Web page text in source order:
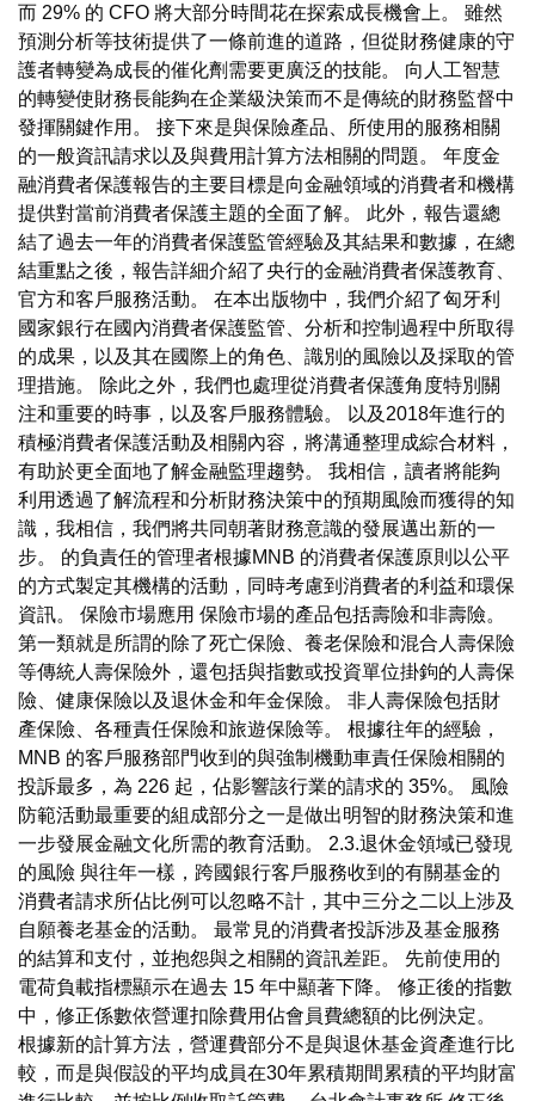
而 29% 的 CFO 將大部分時間花在探索成長機會上。 雖然
預測分析等技術提供了一條前進的道路，但從財務健康的守
護者轉變為成長的催化劑需要更廣泛的技能。 向人工智慧
的轉變使財務長能夠在企業級決策而不是傳統的財務監督中
發揮關鍵作用。 接下來是與保險產品、所使用的服務相關
的一般資訊請求以及與費用計算方法相關的問題。 年度金
融消費者保護報告的主要目標是向金融領域的消費者和機構
提供對當前消費者保護主題的全面了解。 此外，報告還總
結了過去一年的消費者保護監管經驗及其結果和數據，在總
結重點之後，報告詳細介紹了央行的金融消費者保護教育、
官方和客戶服務活動。 在本出版物中，我們介紹了匈牙利
國家銀行在國內消費者保護監管、分析和控制過程中所取得
的成果，以及其在國際上的角色、識別的風險以及採取的管
理措施。 除此之外，我們也處理從消費者保護角度特別關
注和重要的時事，以及客戶服務體驗。 以及2018年進行的
積極消費者保護活動及相關內容，將溝通整理成綜合材料，
有助於更全面地了解金融監理趨勢。 我相信，讀者將能夠
利用透過了解流程和分析財務決策中的預期風險而獲得的知
識，我相信，我們將共同朝著財務意識的發展邁出新的一
步。 的負責任的管理者根據MNB 的消費者保護原則以公平
的方式製定其機構的活動，同時考慮到消費者的利益和環保
資訊。 保險市場應用 保險市場的產品包括壽險和非壽險。
第一類就是所謂的除了死亡保險、養老保險和混合人壽保險
等傳統人壽保險外，還包括與指數或投資單位掛鉤的人壽保
險、健康保險以及退休金和年金保險。 非人壽保險包括財
產保險、各種責任保險和旅遊保險等。 根據往年的經驗，
MNB 的客戶服務部門收到的與強制機動車責任保險相關的
投訴最多，為 226 起，佔影響該行業的請求的 35%。 風險
防範活動最重要的組成部分之一是做出明智的財務決策和進
一步發展金融文化所需的教育活動。 2.3.退休金領域已發現
的風險 與往年一樣，跨國銀行客戶服務收到的有關基金的
消費者請求所佔比例可以忽略不計，其中三分之二以上涉及
自願養老基金的活動。 最常見的消費者投訴涉及基金服務
的結算和支付，並抱怨與之相關的資訊差距。 先前使用的
電荷負載指標顯示在過去 15 年中顯著下降。 修正後的指數
中，修正係數依營運扣除費用佔會員費總額的比例決定。
根據新的計算方法，營運費部分不是與退休基金資產進行比
較，而是與假設的平均成員在30年累積期間累積的平均財富